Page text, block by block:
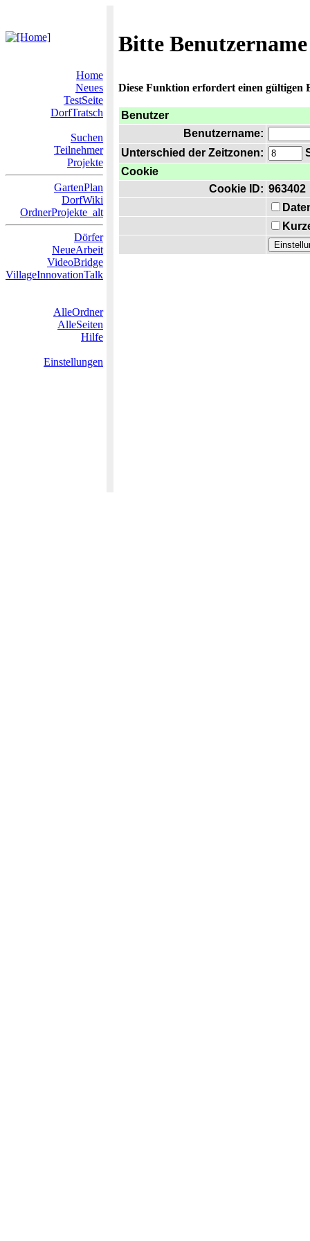
Bitte
Home
Neues
TestSeite
DorfTratsch
Suchen
Teilnehmer
Projekte
GartenPlan
DorfWiki
OrdnerProjekte_alt
Dörfer
NeueArbeit
VideoBridge
VillageInnovationTalk
AlleOrdner
AlleSeiten
Hilfe
Einstellungen
Diese Funktion erfordert einen gültigen
Benutzer
Benutzername:
Unterschied der Zeitzonen:
Cookie
Cookie ID: 963402